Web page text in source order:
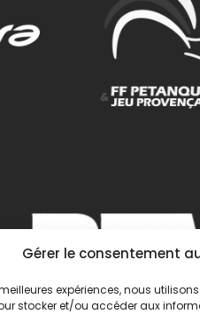
Gérer le consentement
expériences, nous
stocker et/ou accéder aux